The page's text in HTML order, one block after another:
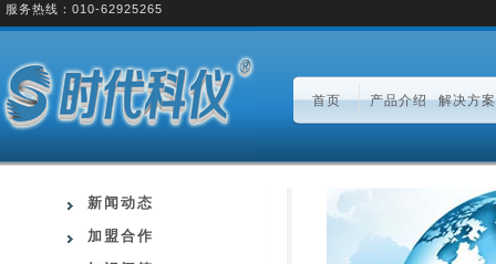
服务热线：010-62925265
首页 产品介绍 解决方案
新闻动态
加盟合作